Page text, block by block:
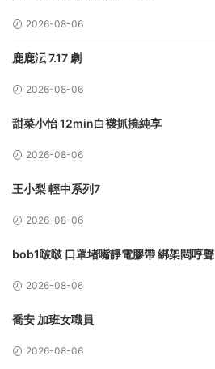
2026-08-06
鹿鹿沄 7.17 劇
2026-08-06
甜菜小怡 12min白襪抓撓純享
2026-08-06
王小梨 輕中系列7
2026-08-06
bob1啵啵 口罩堵嘴靜電膠帶 綁架悶哼聲
2026-08-06
喬安 加班女職員
2026-08-06